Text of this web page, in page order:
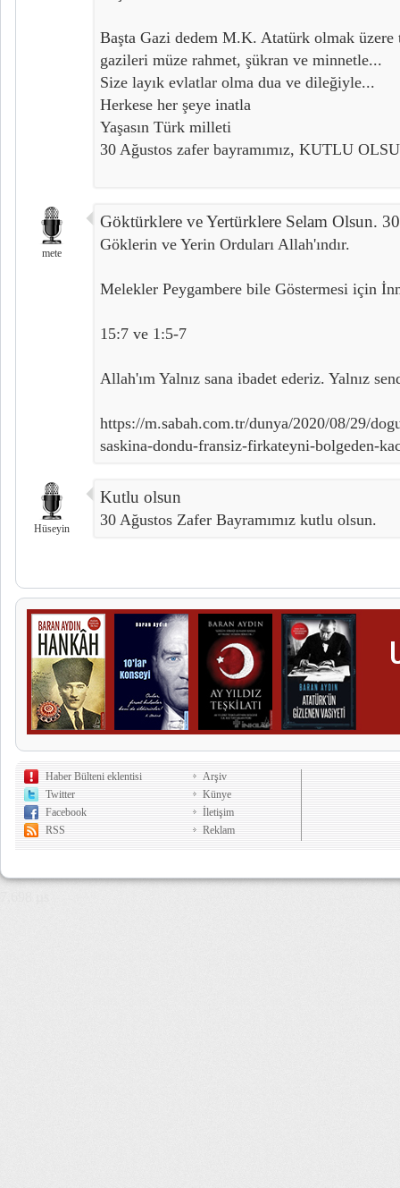
Başta Gazi dedem M.K. Atatürk olmak
gazileri müze rahmet, şükran ve minnetle...
Size layık evlatlar olma dua ve dileğiyle...
Herkese her şeye inatla
Yaşasın Türk milleti
30 Ağustos zafer bayramımız, KUTLU
mete
Göktürklere ve Yertürklere Selam Olsun.
Göklerin ve Yerin Orduları Allah'ındır.
Melekler Peygambere bile Göstermesi için
15:7 ve 1:5-7
Allah'ım Yalnız sana ibadet ederiz. Yalnız
https://m.sabah.com.tr/dunya/2020/08/29/
saskina-dondu-fransiz-firkateyni-bolgeden-
Hüseyin
Kutlu olsun
30 Ağustos Zafer Bayramımız kutlu olsun.
Haber Bülteni eklentisi
Twitter
Facebook
RSS
Arşiv
Künye
İletişim
Reklam